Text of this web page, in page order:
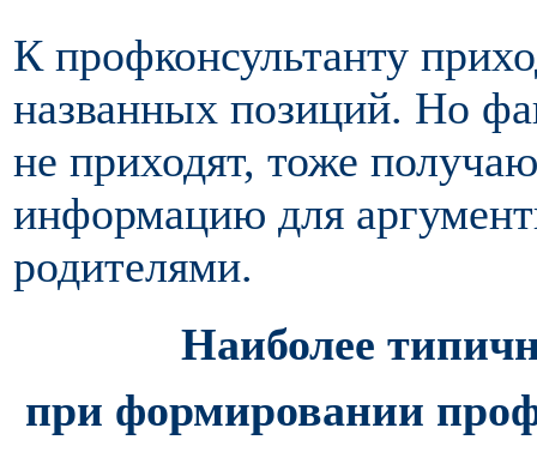
К профконсультанту
названных позиций. Но
не приходят, тоже
информацию для
родителями.
Наиболее
при формировании